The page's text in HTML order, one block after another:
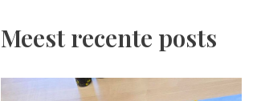
Meest recente posts